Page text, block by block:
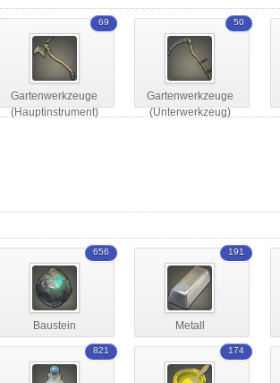
Gartenwerkzeuge
(Hauptinstrument)
69
Gartenwerkzeuge
(Unterwerkzeug)
50
Baustein
656
Metall
191
821 174